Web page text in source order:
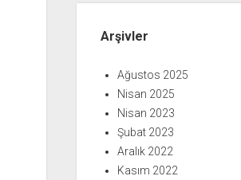
Arşivler
Ağustos 2025
Nisan 2025
Nisan 2023
Şubat 2023
Aralık 2022
Kasım 2022